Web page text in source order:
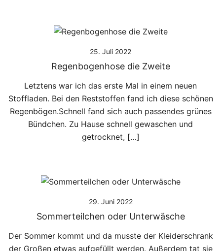
25. Juli 2022
Regenbogenhose die Zweite
Letztens war ich das erste Mal in einem neuen
Stoffladen. Bei den Reststoffen fand ich diese schönen
Regenbögen.Schnell fand sich auch passendes grünes
Bündchen. Zu Hause schnell gewaschen und
getrocknet, […]
29. Juni 2022
Sommerteilchen oder Unterwäsche
Der Sommer kommt und da musste der Kleiderschrank
der Großen etwas aufgefüllt werden. Außerdem tat sie